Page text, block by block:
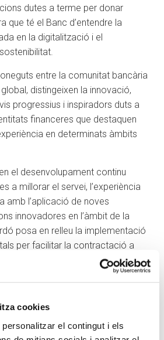
cookies
el contingut i els
dutes a terme per donar
que té el Banc d’entendre la
en la digitalització i el
entre la comunitat bancària
distingeixen la innovació,
progressius i inspiradors duts a
financeres que destaquen
en determinats àmbits
el desenvolupament continu
a millorar el servei, l’experiència
amb l’aplicació de noves
innovadores en l’àmbit de la
posa en relleu la implementació
per facilitar la contractació a
bancària dels clients i
noves necessitats en l’escenari
impuls de la digitalització dels
Crèdit Andorrà ha consolidat